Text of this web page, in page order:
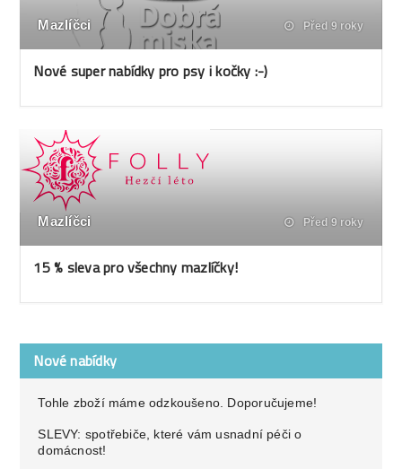
Mazlíčci Před 9 roky
Nové super nabídky pro psy i kočky :-)
Mazlíčci Před 9 roky
15 % sleva pro všechny mazlíčky!
Nové nabídky
Tohle zboží máme odzkoušeno. Doporučujeme!
SLEVY: spotřebiče, které vám usnadní péči o
domácnost!